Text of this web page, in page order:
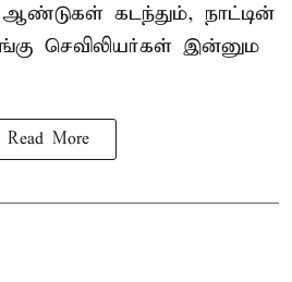
கடந்தும், நாட்டின்
செவிலியர்கள் இன்னும
Read More